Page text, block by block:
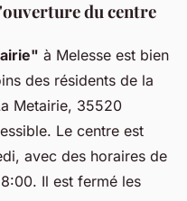
du centre
à Melesse est bien
des résidents de la
Metairie, 35520
Le centre est
avec des horaires de
Il est fermé les